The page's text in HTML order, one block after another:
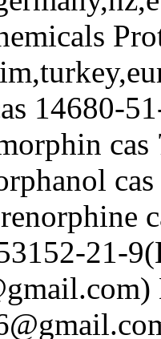
14680-
21-